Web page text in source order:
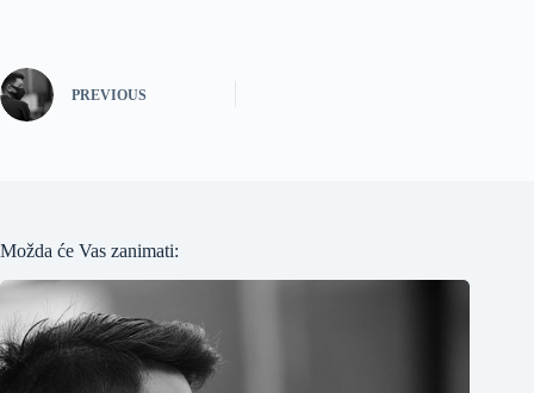
PREVIOUS
Možda će Vas zanimati: